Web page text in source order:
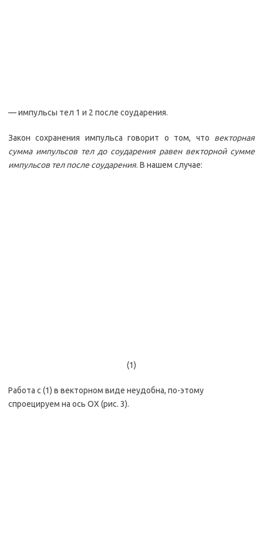
— импульсы тел 1 и 2 после соударения.
Закон сохранения импульса говорит о том, что векторная
сумма импульсов тел до соударения равен векторной сумме
импульсов тел после соударения. В нашем случае:
(1)
Работа с (1) в векторном виде неудобна, по-этому
спроецируем на ось OX (рис. 3).